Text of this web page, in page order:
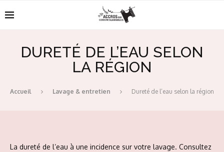
DURETÉ DE L’EAU SELON
LA RÉGION
Accueil Lavage & entretien Dureté de l’eau selon la région
La dureté de l’eau à une incidence sur votre lavage. Consultez